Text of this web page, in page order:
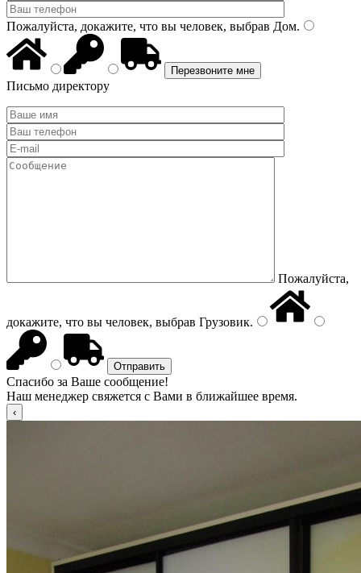
Пожалуйста, докажите, что вы человек, выбрав Дом.
Письмо директору
Пожалуйста,
докажите, что вы человек, выбрав Грузовик.
Спасибо за Ваше сообщение!
Наш менеджер свяжется с Вами в ближайшее время.